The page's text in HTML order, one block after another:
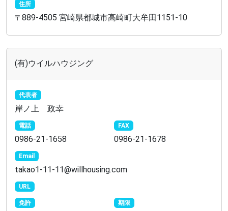
住所
〒 889-4505 宮崎県都城市高崎町大牟田1151-10
(有)ウイルハウジング
代表者
岸ノ上 政幸
電話
0986-21-1658
FAX
0986-21-1678
Email
takao1-11-11@willhousing.com
URL
免許 期限